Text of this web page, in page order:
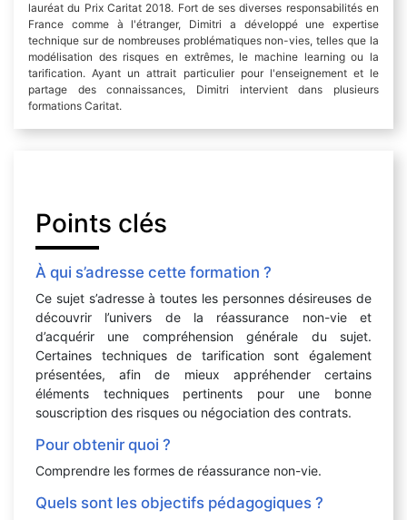
lauréat du Prix Caritat 2018. Fort de ses diverses responsabilités en
France comme à l'étranger, Dimitri a développé une expertise
technique sur de nombreuses problématiques non-vies, telles que la
modélisation des risques en extrêmes, le machine learning ou la
tarification. Ayant un attrait particulier pour l'enseignement et le
partage des connaissances, Dimitri intervient dans plusieurs
formations Caritat.
Points clés
À qui s’adresse cette formation ?
Ce sujet s’adresse à toutes les personnes désireuses de
découvrir l’univers de la réassurance non-vie et
d’acquérir une compréhension générale du sujet.
Certaines techniques de tarification sont également
présentées, afin de mieux appréhender certains
éléments techniques pertinents pour une bonne
souscription des risques ou négociation des contrats.
Pour obtenir quoi ?
Comprendre les formes de réassurance non-vie.
Quels sont les objectifs pédagogiques ?